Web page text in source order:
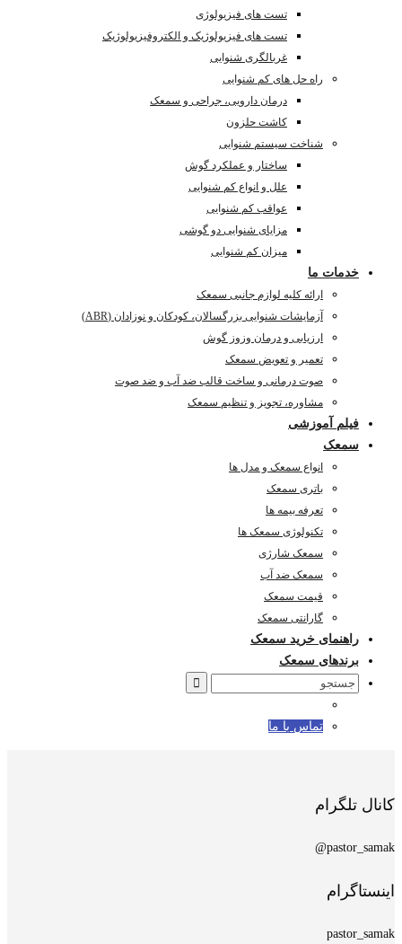
تست های فیزیولوژی
تست های فیزیولوژیک و الکتروفیزیولوژیک
غربالگری شنوایی
راه حل های کم شنوایی
درمان دارویی، جراحی و سمعک
کاشت حلزون
شناخت سیستم شنوایی
ساختار و عملکرد گوش
علل و انواع کم شنوایی
عواقب کم شنوایی
مزایای شنوایی دو گوشی
میزان کم شنوایی
خدمات ما
ارائه کلیه لوازم جانبی سمعک
آزمایشات شنوایی بزرگسالان، کودکان و نوزادان (ABR)
ارزیابی و درمان وزوز گوش
تعمیر و تعویض سمعک
صوت درمانی و ساخت قالب ضد آب و ضد صوت
مشاوره، تجویز و تنظیم سمعک
فیلم آموزشی
سمعک
انواع سمعک و مدل ها
باتری سمعک
تعرفه بیمه ها
تکنولوژی سمعک ها
سمعک شارژی
سمعک ضد آب
قیمت سمعک
گارانتی سمعک
راهنمای خرید سمعک
برندهای سمعک
Search
تماس با ما
کانال تلگرام
pastor_samak@
اینستاگرام
pastor_samak